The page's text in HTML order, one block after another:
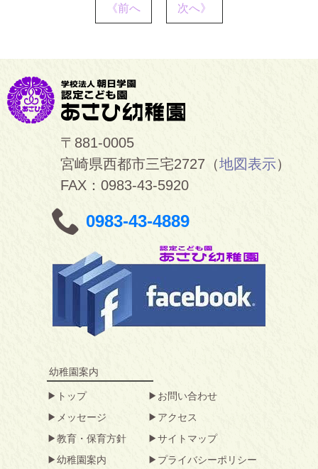
《前へ 次へ》
〒881-0005
宮崎県西都市三宅2727（地図表示）
FAX：0983-43-5920
0983-43-4889
幼稚園案内
トップ
メッセージ
教育・保育方針
幼稚園案内
お問い合わせ
アクセス
サイトマップ
プライバシーポリシー